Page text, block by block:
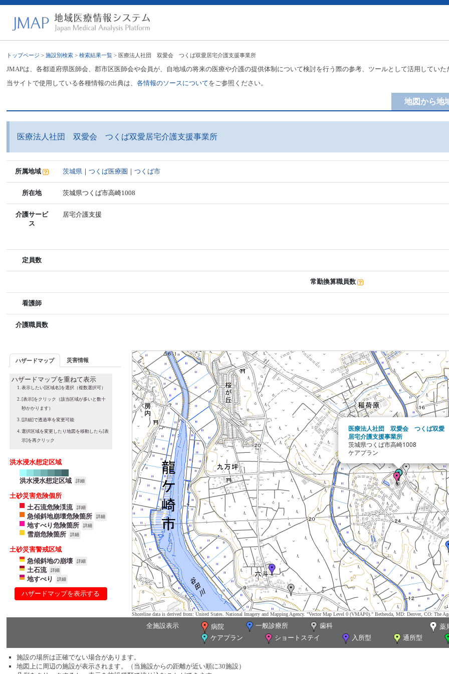
トップページ >施設別検索 >検索結果一覧 > 医療法人社団 双愛会 つくば双愛居宅介護支援事業所
JMAPは、各都道府県医師会、郡市区医師会や会員が、自地域の将来の医療や介護の提供体制について検討を行う際の参考、ツールとして活用してい
当サイトで使用している各種情報の出典は、各情報のソースについてをご参照ください。
地図から地
医療法人社団 双愛会 つくば双愛居宅介護支援事業所
所属地域 茨城県 ｜つくば医療圏 ｜つくば市
所在地 茨城県つくば市高崎1008
介護サービ
ス
居宅介護支援
定員数
常勤換算職員数
看護師
介護職員数
ハザードマップ 災害情報
ハザードマップを重ねて表示
表示したい[区域名]を選択（複数選択可）
[表示]をクリック（該当区域が多いと数十
秒かかります）
[詳細]で透過率を変更可能
選択区域を変更したり地図を移動したら[表
示]を再クリック
洪水浸水想定区域
洪水浸水想定区域 詳細
土砂災害危険個所
土石流危険渓流
詳細
急傾斜地崩壊危険箇所 詳細
地すべり危険箇所 詳細
雪崩危険箇所 詳細
土砂災害警戒区域
急傾斜地の崩壊
詳細
土石流 詳細
地すべり 詳細
ハザードマップを表示する
医療法人社団 双愛会 つくば双愛
居宅介護支援事業所
茨城県つくば市高崎1008
ケアプラン
Shoreline data is derived from: United States. National Imagery and Mapping Agency. "Vector Map Level 0 (VMAP0)." Bethesda, MD: Denver, CO: The
全施設表示 病院 一般診療所 歯科
薬
ケアプラン
ショートステイ 入所型 通所型
施設の場所は正確でない場合があります。
地図上に周辺の施設が表示されます。（当施設からの距離が近い順に30施設）